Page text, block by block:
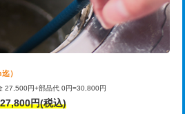
/3ｍまで） 55,000円
工事/3ｍ超
め戻し作業）
・清掃・修
ど（軽作業）
11,000円
理・清掃・修
（中作業）
22,000円
理・清掃・修
ど（重作業）
33,000円
）
27,500円+部品代 0円=30,800円
円(税込)